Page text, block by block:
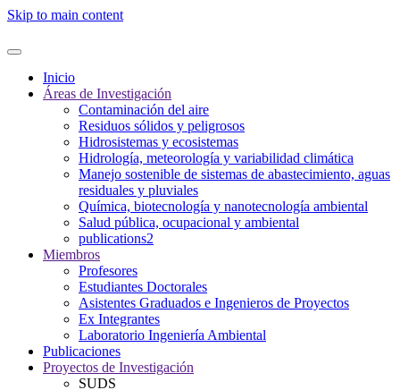
Skip to main content
Inicio
Áreas de Investigación
Contaminación del aire
Residuos sólidos y peligrosos
Hidrosistemas y ecosistemas
Hidrología, meteorología y variabilidad climática
Manejo sostenible de sistemas de abastecimiento, aguas
residuales y pluviales
Química, biotecnología y nanotecnología ambiental
Salud pública, ocupacional y ambiental
publications2
Miembros
Profesores
Estudiantes Doctorales
Asistentes Graduados e Ingenieros de Proyectos
Ex Integrantes
Laboratorio Ingeniería Ambiental
Publicaciones
Proyectos de Investigación
SUDS